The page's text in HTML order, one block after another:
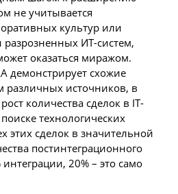
не учитывается
культур или
разрозненных ИТ-систем,
оказаться миражом.
демонстрирует схожие
источников, в
количества сделок в IT-
технологических
этих сделок в значительной
постинтеграционного
20% – это само